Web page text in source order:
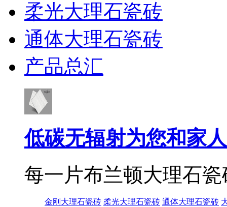
柔光大理石瓷砖
通体大理石瓷砖
产品总汇
低碳无辐射为您和家
每一片布兰顿大理石
金刚大理石瓷砖 柔光大理石瓷砖 通体大理石瓷砖